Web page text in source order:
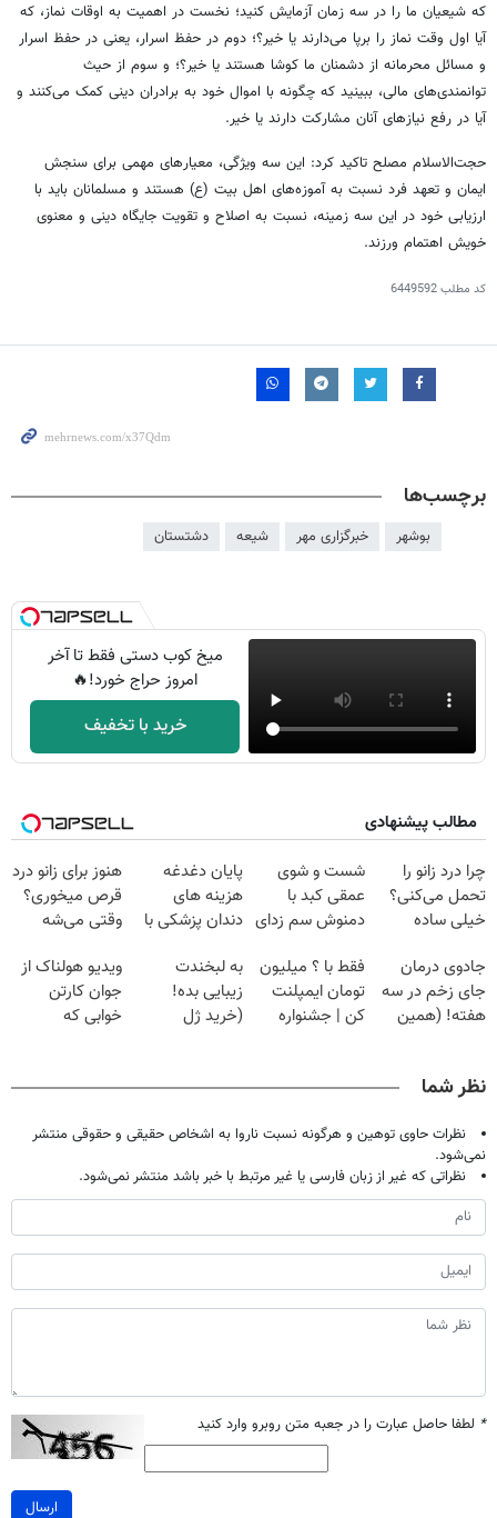
که شیعیان ما را در سه زمان آزمایش کنید؛ نخست در اهمیت به اوقات نماز، که
آیا اول وقت نماز را برپا می‌دارند یا خیر؟؛ دوم در حفظ اسرار، یعنی در حفظ اسرار
و مسائل محرمانه از دشمنان ما کوشا هستند یا خیر؟؛ و سوم از حیث
توانمندی‌های مالی، ببینید که چگونه با اموال خود به برادران دینی کمک می‌کنند و
آیا در رفع نیازهای آنان مشارکت دارند یا خیر.
حجت‌الاسلام مصلح تاکید کرد: این سه ویژگی، معیارهای مهمی برای سنجش
ایمان و تعهد فرد نسبت به آموزه‌های اهل بیت (ع) هستند و مسلمانان باید با
ارزیابی خود در این سه زمینه، نسبت به اصلاح و تقویت جایگاه دینی و معنوی
خویش اهتمام ورزند.
کد مطلب6449592
برچسب‌ها
بوشهر خبرگزاری مهر شیعه دشتستان
میخ کوب دستی فقط تا آخر
امروز حراج خورد!🔥
خرید با تخفیف
مطالب پیشنهادی
چرا درد زانو را
تحمل می‌کنی؟
خیلی ساده
کن
شست و شوی
عمقی کبد با
دمنوش سم زدای
پایان دغدغه
هزینه های
دندان پزشکی با
خانگی
هنوز برای زانو درد
قرص میخوری؟
وقتی می‌شه
درمانش کرد؟؟؟؟
جادوی درمان
جای زخم در سه
هفته! (همین
فقط با ؟ میلیون
تومان ایمپلنت
کن | جشنواره
به لبخندت
زیبایی بده!
(خرید ژل
با40%تخفیف)
ویدیو هولناک از
جوان کارتن
خوابی که
نظر شما
نظرات حاوی توهین و هرگونه نسبت ناروا به اشخاص حقیقی و حقوقی منتشر
نمی‌شود.
نظراتی که غیر از زبان فارسی یا غیر مرتبط با خبر باشد منتشر نمی‌شود.
* لطفا حاصل عبارت را در جعبه متن روبرو وارد کنید
ارسال